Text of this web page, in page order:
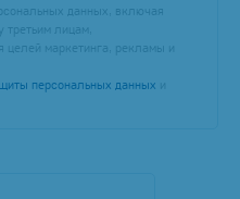
данных, включая
третьим лицам,
целей маркетинга, рекламы и
персональных данных и